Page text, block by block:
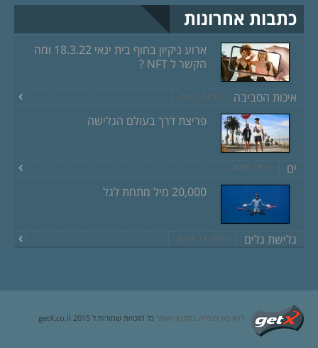
כתבות אחרונות
ארוע ניקיון בחוף בית ינאי 18.3.22 ומה
הקשר ל NFT ?
איכות הסביבה מרץ 8, 2022
פריצת דרך בעולם הגלישה
ים יוני 18, 2020
20,000 מיל מתחת לגל
גלישת גלים דצמבר 13, 2019
לחץ כאן לצפייה בתקנון האתר כל הזכויות שמורות ל getX.co.il 2015